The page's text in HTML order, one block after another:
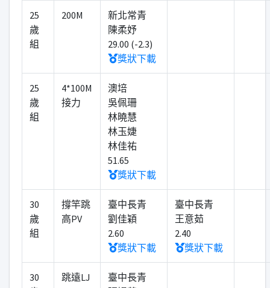
25
歲
組
200M
新北常青
陳柔妤
29.00 (-2.3)
獎狀下載
25
歲
組
4*100M
接力
澳培
吳佩珊
林曉慧
林玉婕
林佳祐
51.65
獎狀下載
30
歲
組
撐竿跳
高PV
臺中長青
劉佳穎
2.60
獎狀下載
臺中長青
王意茹
2.40
獎狀下載
30
跳遠LJ
臺中長青